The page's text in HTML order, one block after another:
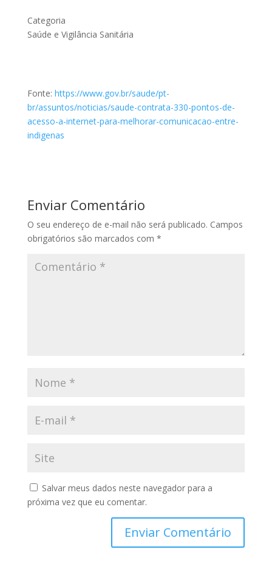
Categoria
Saúde e Vigilância Sanitária
Fonte: https://www.gov.br/saude/pt-
br/assuntos/noticias/saude-contrata-330-pontos-de-
acesso-a-internet-para-melhorar-comunicacao-entre-
indigenas
Enviar Comentário
O seu endereço de e-mail não será publicado. Campos
obrigatórios são marcados com *
Salvar meus dados neste navegador para a
próxima vez que eu comentar.